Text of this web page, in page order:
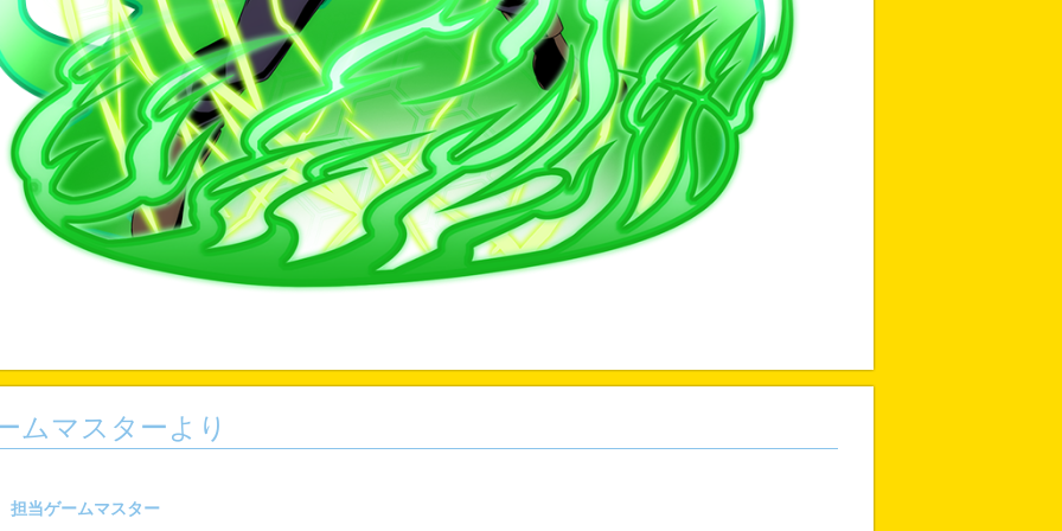
ムマスターより
担当ゲームマスター